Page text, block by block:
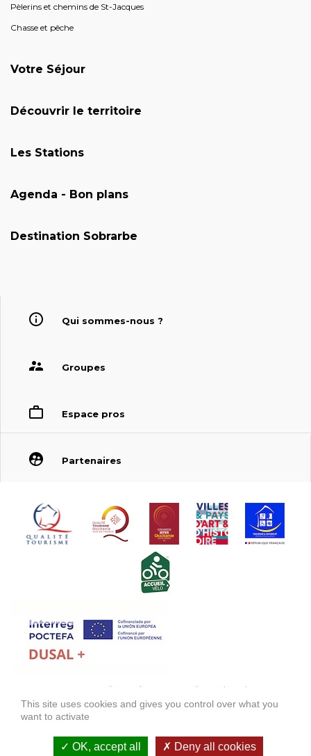
Pèlerins et chemins de St-Jacques
Chasse et pêche
Votre Séjour
Découvrir le territoire
Les Stations
Agenda - Bon plans
Destination Sobrarbe
Qui sommes-nous ?
Groupes
Espace pros
Partenaires
FONDS EUROPÉEN DE DÉVELOPPEMENT RÉGIONAL (FEDER)
FONDO EUROPEO DE DESARROLLO REGIONAL (FEDER)
Accessibilité : non conforme
This site uses cookies and gives you control over what you
want to activate
OK, accept all Deny all cookies